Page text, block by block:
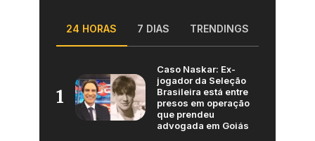
24 HORAS 7 DIAS TRENDINGS
1
Caso Naskar: Ex-
jogador da Seleção
Brasileira está entre
presos em operação
que prendeu
advogada em Goiás